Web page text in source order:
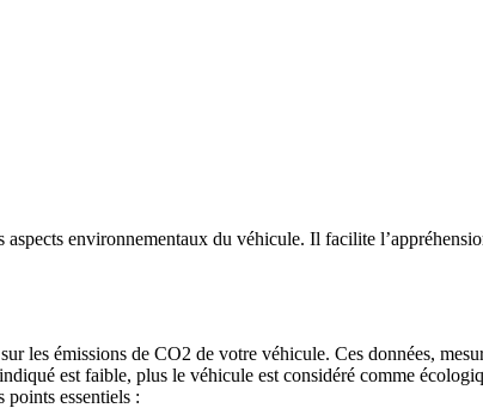
environnementaux du véhicule. Il facilite
les émissions de CO2 de votre véhicule. Ces données,
est faible, plus le véhicule est considéré comme
points essentiels :